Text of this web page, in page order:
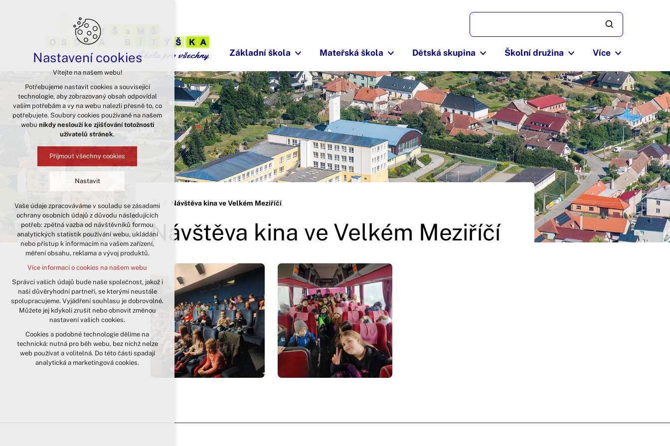
Základní škola Mateřská škola Dětská skupina Školní družina Více
Návštěva kina ve Velkém Meziříčí
Návštěva kina ve Velkém Meziříčí
Nastavení cookies
Vítejte na našem webu!
Potřebujeme nastavit cookies a související
technologie, aby zobrazovaný obsah odpovídal
vašim potřebám a vy na webu nalezli přesně to, co
potřebujete. Soubory cookies používané na našem
webu nikdy neslouží ke zjišťování totožnosti
uživatelů stránek.
Přijmout všechny cookies
Nastavit
Technická cookies
nutná pro provozování webu
udržení kontextu stránek (session):
případná přihlášení, volby jazyka, apod.
analytická pro anonymizované
vyhodnocení návštěvnosti
marketingová cookies (Google)
Více informací o cookies na našem webu
Přijmout všechny cookies
Odmítnout vše
Vaše údaje zpracováváme v souladu se zásadami
ochrany osobních údajů z důvodu následujících
potřeb: zpětná vazba od návštěvníků formou
analytických statistik používání webu, ukládání
nebo přístup k informacím na vašem zařízení,
měření obsahu, reklama a vývoj produktů.
Více informací o cookies na našem webu
Správci vašich údajů bude naše společnost, jakož i
naši důvěryhodní partneři, se kterými neustále
spolupracujeme. Vyjádření souhlasu je dobrovolné.
Můžete jej kdykoli zrušit nebo obnovit změnou
nastavení vašich cookies.
Cookies a podobné technologie dělíme na
technická: nutná pro běh webu, bez nichž nelze
web používat a volitelná. Do této části spadají
analytická a marketingová cookies.